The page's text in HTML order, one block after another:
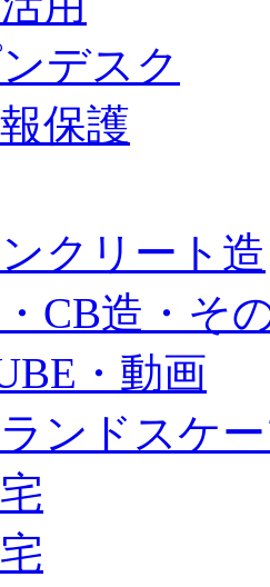
デスク
保護
クリート造
CB造・そ
・動画
ンドスケ